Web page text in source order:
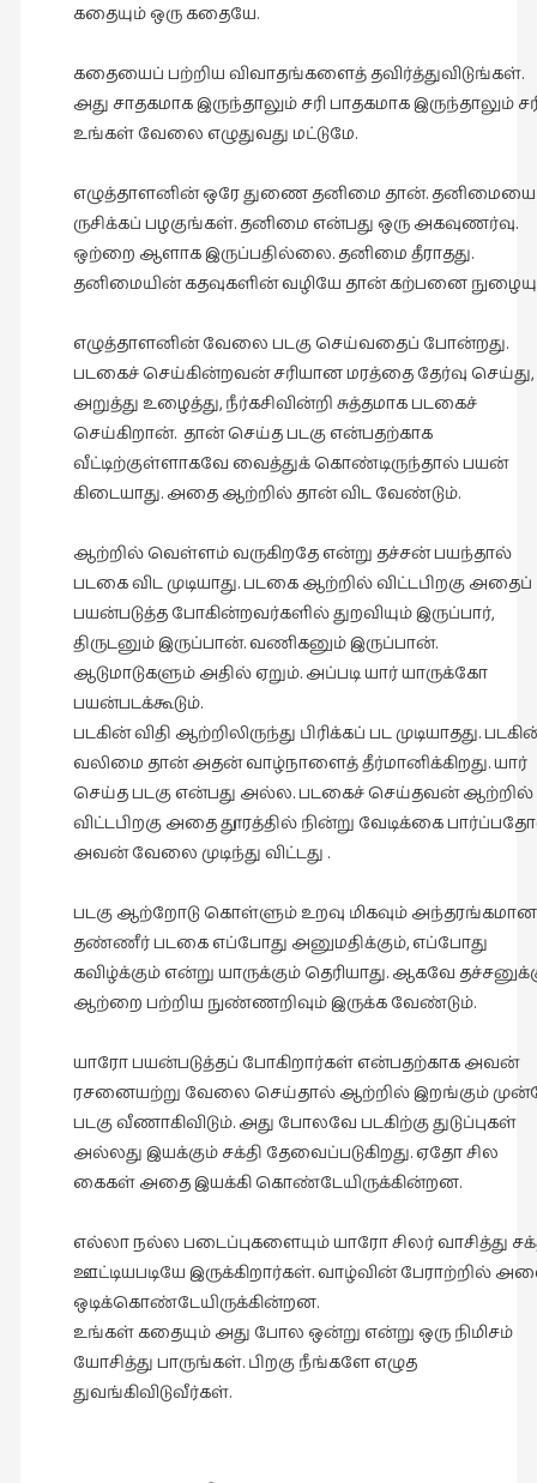
கதையும் ஒரு கதையே.
கதையைப் பற்றிய விவாதங்களைத் தவிர்த்துவிடுங்கள்.
அது சாதகமாக இருந்தாலும் சரி பாதகமாக இருந்தாலும்
உங்கள் வேலை எழுதுவது மட்டுமே.
எழுத்தாளனின் ஒரே துணை தனிமை தான். தனிமையை
ருசிக்கப் பழகுங்கள். தனிமை என்பது ஒரு அகவுணர்வு.
ஒற்றை ஆளாக இருப்பதில்லை. தனிமை தீராதது.
தனிமையின் கதவுகளின் வழியே தான் கற்பனை
எழுத்தாளனின் வேலை படகு செய்வதைப் போன்றது.
படகைச் செய்கின்றவன் சரியான மரத்தை தேர்வு செய்து,
அறுத்து உழைத்து, நீர்கசிவின்றி சுத்தமாக படகைச்
செய்கிறான். தான் செய்த படகு என்பதற்காக
வீட்டிற்குள்ளாகவே வைத்துக் கொண்டிருந்தால் பயன்
கிடையாது. அதை ஆற்றில் தான் விட வேண்டும்.
ஆற்றில் வெள்ளம் வருகிறதே என்று தச்சன் பயந்தால்
படகை விட முடியாது. படகை ஆற்றில் விட்டபிறகு அதைப்
பயன்படுத்த போகின்றவர்களில் துறவியும் இருப்பார்,
திருடனும் இருப்பான். வணிகனும் இருப்பான்.
ஆடுமாடுகளும் அதில் ஏறும். அப்படி யார் யாருக்கோ
பயன்படக்கூடும்.
படகின் விதி ஆற்றிலிருந்து பிரிக்கப் பட முடியாதது.
வலிமை தான் அதன் வாழ்நாளைத் தீர்மானிக்கிறது. யார்
செய்த படகு என்பது அல்ல. படகைச் செய்தவன் ஆற்றில்
விட்டபிறகு அதை தூரத்தில் நின்று வேடிக்கை
அவன் வேலை முடிந்து விட்டது .
படகு ஆற்றோடு கொள்ளும் உறவு மிகவும்
தண்ணீர் படகை எப்போது அனுமதிக்கும், எப்போது
கவிழ்க்கும் என்று யாருக்கும் தெரியாது. ஆகவே
ஆற்றை பற்றிய நுண்ணறிவும் இருக்க வேண்டும்.
யாரோ பயன்படுத்தப் போகிறார்கள் என்பதற்காக அவன்
ரசனையற்று வேலை செய்தால் ஆற்றில் இறங்கும்
படகு வீணாகிவிடும். அது போலவே படகிற்கு துடுப்புகள்
அல்லது இயக்கும் சக்தி தேவைப்படுகிறது. ஏதோ சில
கைகள் அதை இயக்கி கொண்டேயிருக்கின்றன.
எல்லா நல்ல படைப்புகளையும் யாரோ சிலர் வாசித்து
ஊட்டியபடியே இருக்கிறார்கள். வாழ்வின் பேராற்றில்
ஒடிக்கொண்டேயிருக்கின்றன.
உங்கள் கதையும் அது போல ஒன்று என்று ஒரு நிமிசம்
யோசித்து பாருங்கள். பிறகு நீங்களே எழுத
துவங்கிவிடுவீர்கள்.